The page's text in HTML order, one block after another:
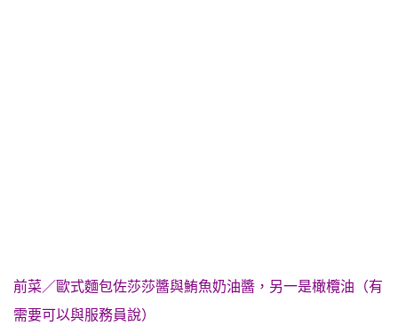
前菜／歐式麵包佐莎莎醬與鮪魚奶油醬，另一是橄欖油（有
需要可以與服務員說）